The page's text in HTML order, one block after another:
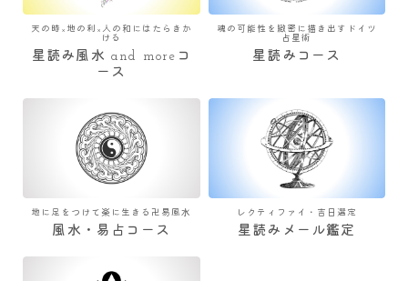
天の時×地の利×人の和にはたらきか
ける
星読み風水 and moreコ
ース
魂の可能性を緻密に描き出すドイツ
占星術
星読みコース
地に足をつけて楽に生きる卍易風水
風水・易占コース
レクティファイ・吉日選定
星読みメール鑑定